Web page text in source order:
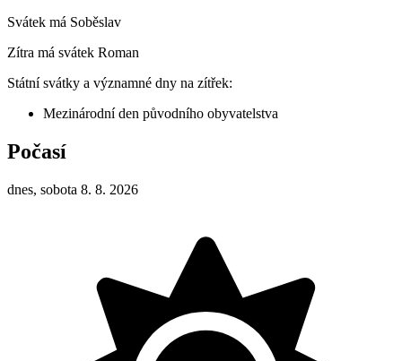
Svátek má Soběslav
Zítra má svátek Roman
Státní svátky a významné dny na zítřek:
Mezinárodní den původního obyvatelstva
Počasí
dnes, sobota 8. 8. 2026